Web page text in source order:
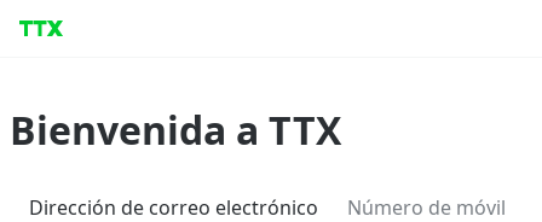
Bienvenida a TTX
Dirección de correo electrónico Número de móvil